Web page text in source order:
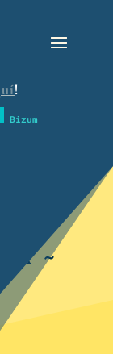
!
Bizum
~